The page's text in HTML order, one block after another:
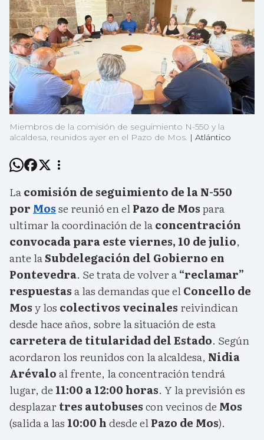
Miembros de la comisión de seguimiento N-550 y la
alcaldesa, reunidos ayer en el Pazo de Mos. | Atlántico
Lacomisión de seguimiento de la N-550
por Mosse reunió en elPazo de Mospara
ultimar la coordinación de laconcentración
convocada para este viernes, 10 de julio,
ante laSubdelegación del Gobierno en
Pontevedra. Se trata de volver a“reclamar”
respuestasa las demandas que elConcello de
Mosy los colectivos vecinales reivindican
desde hace años, sobre la situación de esta
carretera de titularidad del Estado. Según
acordaron los reunidos con la alcaldesa, Nidia
Arévaloal frente, la concentración tendrá
lugar, de 11:00 a 12:00 horas. Y la previsión es
desplazartres autobusescon vecinos de Mos
(salida a las 10:00 hdesde elPazo de Mos).